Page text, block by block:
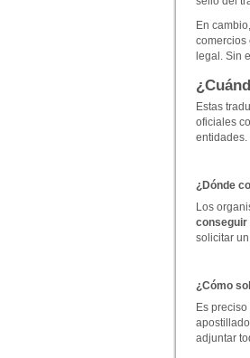
En
comercios
legal. Sin
Estas
oficiales
entidades.
¿Dónde
Los
conseguir
solicitar
¿Cómo
Es
adjuntar